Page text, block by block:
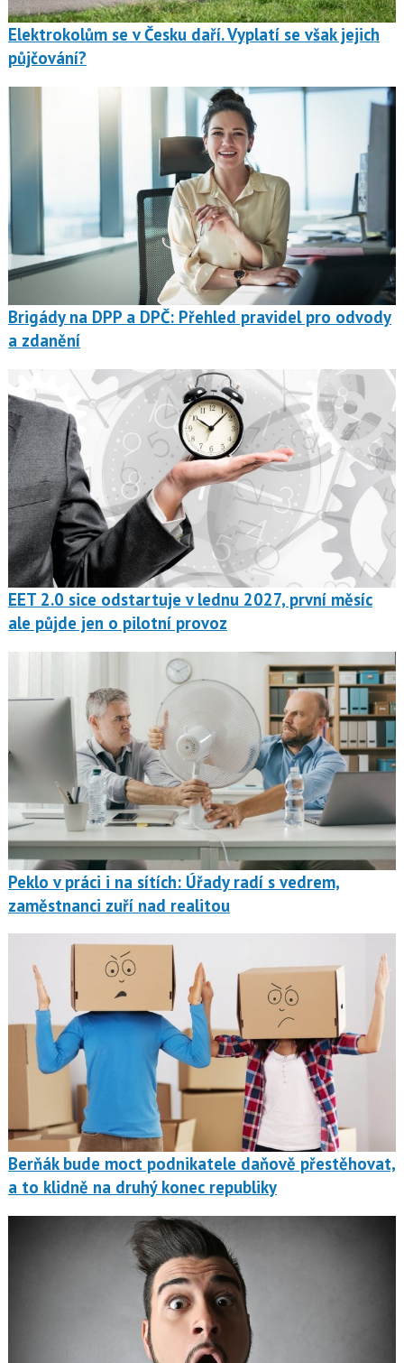
Elektrokolům se v Česku daří. Vyplatí se však jejich
půjčování?
Brigády na DPP a DPČ: Přehled pravidel pro odvody
a zdanění
EET 2.0 sice odstartuje v lednu 2027, první měsíc
ale půjde jen o pilotní provoz
Peklo v práci i na sítích: Úřady radí s vedrem,
zaměstnanci zuří nad realitou
Berňák bude moct podnikatele daňově přestěhovat,
a to klidně na druhý konec republiky